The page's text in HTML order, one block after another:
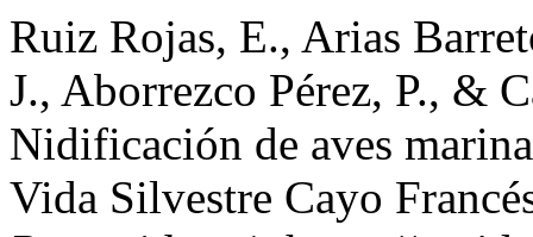
Ruiz Rojas, E., Arias
J., Aborrezco Pérez, P., &
Nidificación de aves
Vida Silvestre Cayo